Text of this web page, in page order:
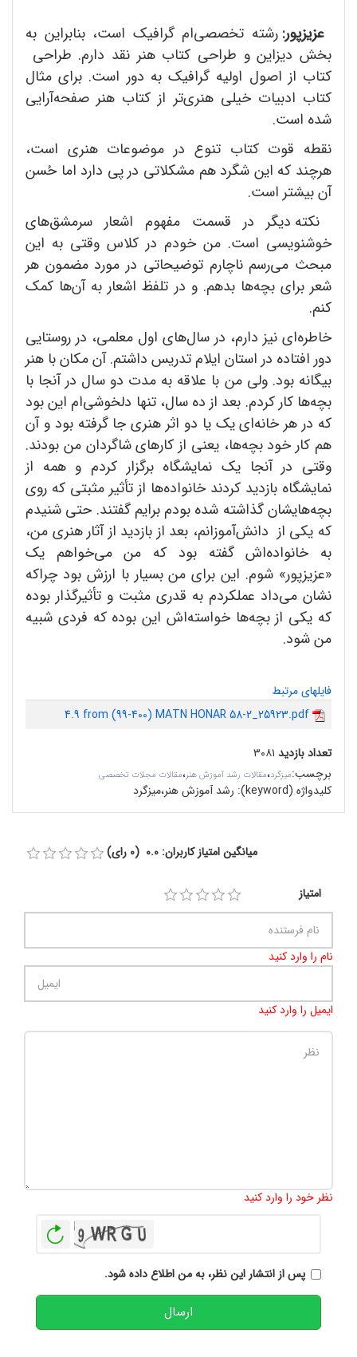
عزیزپور: رشته تخصصی‌ام گرافیک است، بنابراین به
بخش دیزاین و طراحی کتاب هنر نقد دارم. طراحی
کتاب از اصول اولیه گرافیک به دور است. برای مثال
کتاب ادبیات خیلی هنری‌تر از کتاب هنر صفحه‌آرایی
شده است.
نقطه قوت کتاب تنوع در موضوعات هنری است،
هرچند که این شگرد هم مشکلاتی در پی دارد اما حُسن
آن بیشتر است.
نکته دیگر در قسمت مفهوم اشعار سرمشق‌های
خوشنویسی است. من خودم در کلاس وقتی به این
مبحث می‌رسم ناچارم توضیحاتی در مورد مضمون هر
شعر برای بچه‌ها بدهم. و در تلفظ اشعار به آن‌ها کمک
‌کنم.
خاطره‌ای نیز دارم، در سال‌های اول معلمی، در روستایی
دور افتاده در استان ایلام تدریس داشتم. آن مکان با هنر
بیگانه بود. ولی من با علاقه به مدت دو سال در آنجا با
بچه‌ها کار کردم. بعد از ده سال، تنها دلخوشی‌ام این بود
که در هر خانه‌ای یک یا دو اثر هنری جا گرفته بود و آن
هم کار خود بچه‌ها، یعنی از کارهای شاگردان من بودند.
وقتی در آنجا یک نمایشگاه برگزار کردم و همه از
نمایشگاه بازدید کردند خانواده‌ها از تأثیر مثبتی که روی
بچه‌هایشان گذاشته شده بودم برایم گفتند. حتی شنیدم
که یکی از دانش‌آموزانم، بعد از بازدید از آثار هنری من،
به خانواده‌اش گفته بود که من می‌خواهم یک
«عزیزپور» شوم. این برای من بسیار با ارزش بود چراکه
نشان می‌داد عملکردم به قدری مثبت و تأثیرگذار بوده
که یکی از بچه‌ها خواسته‌اش این بوده که فردی شبیه
من شود.
فایلهای مرتبط
4.9 from (99-400) MATN HONAR 58-2_25923.pdf
تعداد بازدید ۳۰۸۱
برچسب:میزگرد،مقالات رشد آموزش هنر،مقالات مجلات تخصصی
کلیدواژه (keyword): رشد آموزش هنر،میزگرد
میانگین امتیاز کاربران: 0.0 (0 رای)
امتیاز
نام را وارد کنید
ایمیل را وارد کنید
نظر خود را وارد کنید
پس از انتشار این نظر، به من اطلاع داده شود.
ارسال